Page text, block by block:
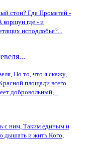
стон? Где Прометей -
коршун где - и
исподлобья?...
Но то, что я скажу,
площади всего
добровольный,...
с ним, Таким единым и
дышать и жить Кого,